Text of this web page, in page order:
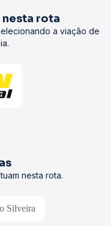
nesta rota
a viação de
nesta rota.
Silveira